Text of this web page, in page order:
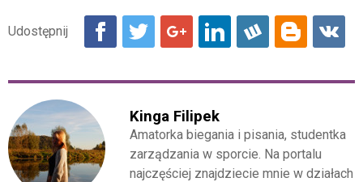
Kinga Filipek
Amatorka biegania i pisania, studentka
zarządzania w sporcie. Na portalu
najczęściej znajdziecie mnie w działach